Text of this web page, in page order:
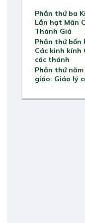
Phần thứ ba
Lần hạt Mân
Thánh Giá
Phần thứ bốn
Các kinh kính
các thánh
Phần thứ
giáo: Giáo lý